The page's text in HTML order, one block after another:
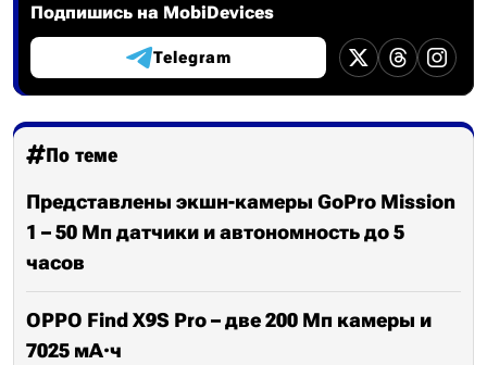
Подпишись на MobiDevices
Telegram
По теме
Представлены экшн-камеры GoPro Mission
1 – 50 Мп датчики и автономность до 5
часов
OPPO Find X9S Pro – две 200 Мп камеры и
7025 мА·ч